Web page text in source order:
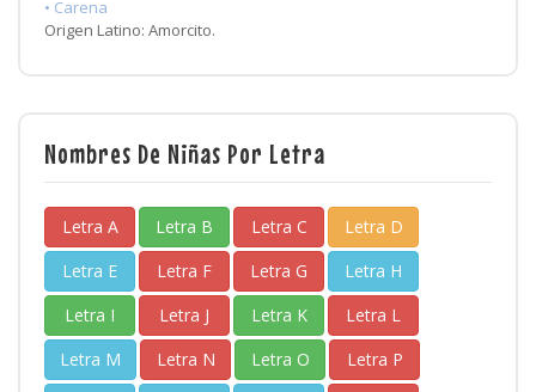
• Carena
Origen Latino: Amorcito.
Nombres De Niñas Por Letra
Letra A Letra B Letra C
Letra D
Letra E
Letra F Letra G
Letra H
Letra I
Letra J Letra K
Letra L
Letra M
Letra N Letra O
Letra P